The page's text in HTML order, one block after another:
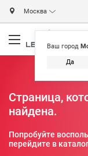
Москва
Ваш город
Да
Страница,
найдена.
Попробуйте
перейдите в